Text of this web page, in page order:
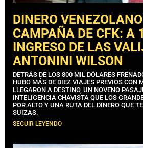
DINERO
CAMPAÑA DE CFK: A
INGRESO DE LAS
ANTONINI WILSON
DETRÁS DE LOS 800 MIL DÓLARES
HUBO MÁS DE DIEZ VIAJES PREVIOS CON
LLEGARON A DESTINO, UN NOVENO
INTELIGENCIA CHAVISTA QUE LOS
POR ALTO Y UNA RUTA DEL DINERO QUE
SUIZAS.
SEGUIR LEYENDO